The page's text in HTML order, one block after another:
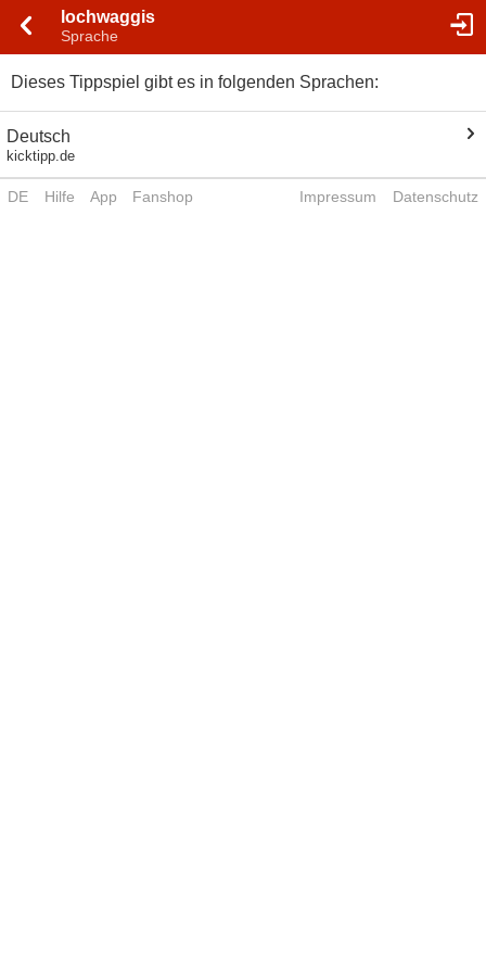
lochwaggis
Sprache
Dieses Tippspiel gibt es in folgenden Sprachen:
Deutsch
kicktipp.de
DE Hilfe App Fanshop Impressum Datenschutz